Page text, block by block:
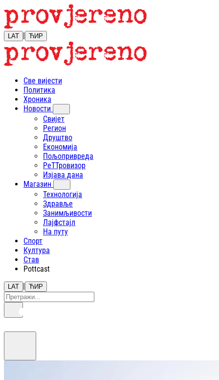
LAT | ЋИР
Све вијести
Политика
Хроника
Новости
Свијет
Регион
Друштво
Економија
Пољопривреда
РеТТровизор
Изјава дана
Магазин
Технологија
Здравље
Занимљивости
Лајфстajл
На путу
Спорт
Култура
Став
Pottcast
LAT | ЋИР